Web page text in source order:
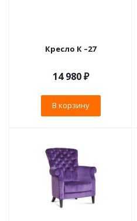
Кресло К –27
14 980₽
В корзину